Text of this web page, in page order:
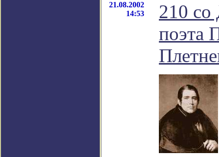
21.08.2002
14:53
210 со
поэта